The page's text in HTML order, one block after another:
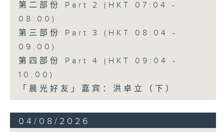
第二部份 Part 2 (HKT 07:04 -
08:00)
第三部份 Part 3 (HKT 08:04 -
09:00)
第四部份 Part 4 (HKT 09:04 -
10:00)
「晨光好友」嘉宾：洪卓立（下）
04/08/2026